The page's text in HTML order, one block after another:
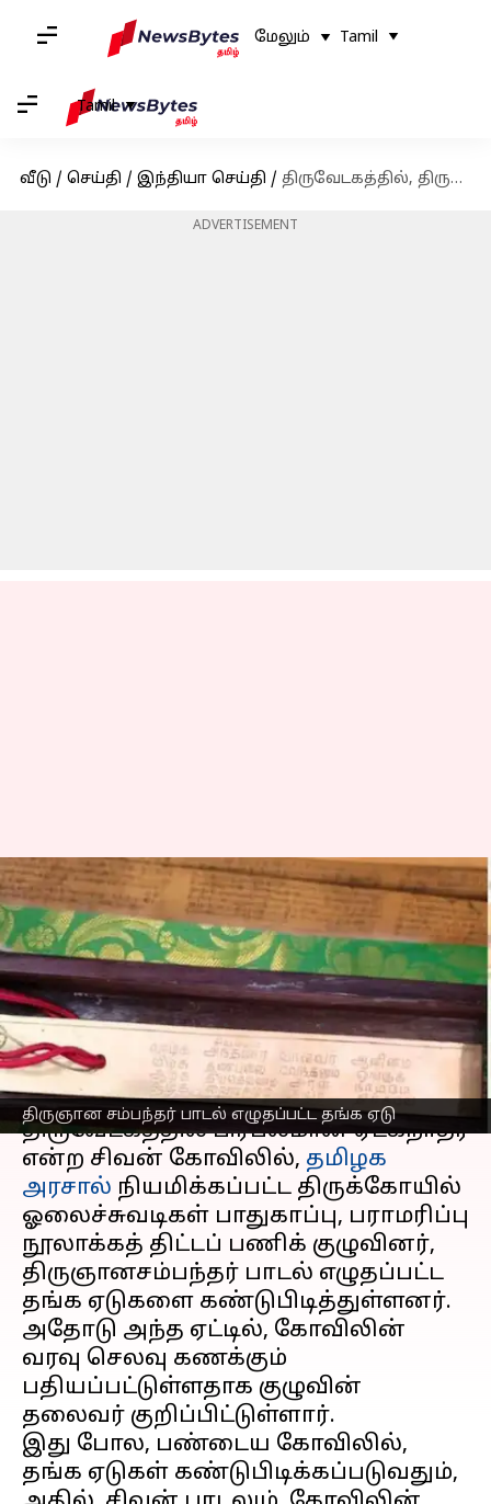
மேலும் Tamil
Tamil
வீடு / செய்தி / இந்தியா செய்தி / திருவேடகத்தில், திருஞானசம்பந்தர் பாடல் எழுதப்பட்ட தங்க ஏடு கண்டுபிடிப்பு
ADVERTISEMENT
திருஞான சம்பந்தர் பாடல் எழுதப்பட்ட தங்க ஏடு
திருவேடகத்தில்,
திருஞானசம்பந்தர் பாடல்
எழுதப்பட்ட தங்க ஏடு
கண்டுபிடிப்பு
எழுதியவர் Venkatalakshmi V 10:14 am
செய்தி முன்னோட்டம்
திருவேடகத்தில் பிரபலமான ஏடகநாதர்
என்ற சிவன் கோவிலில், தமிழக
அரசால் நியமிக்கப்பட்ட திருக்கோயில்
ஓலைச்சுவடிகள் பாதுகாப்பு, பராமரிப்பு
நூலாக்கத் திட்டப் பணிக் குழுவினர்,
திருஞானசம்பந்தர் பாடல் எழுதப்பட்ட
தங்க ஏடுகளை கண்டுபிடித்துள்ளனர்.
அதோடு அந்த ஏட்டில், கோவிலின்
வரவு செலவு கணக்கும்
பதியப்பட்டுள்ளதாக குழுவின்
தலைவர் குறிப்பிட்டுள்ளார்.
இது போல, பண்டைய கோவிலில்,
தங்க ஏடுகள் கண்டுபிடிக்கப்படுவதும்,